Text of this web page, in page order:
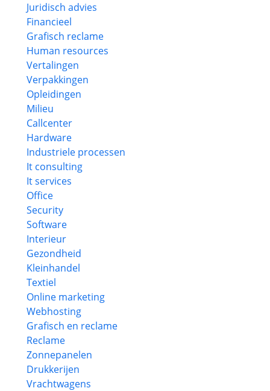
Juridisch advies
Financieel
Grafisch reclame
Human resources
Vertalingen
Verpakkingen
Opleidingen
Milieu
Callcenter
Hardware
Industriele processen
It consulting
It services
Office
Security
Software
Interieur
Gezondheid
Kleinhandel
Textiel
Online marketing
Webhosting
Grafisch en reclame
Reclame
Zonnepanelen
Drukkerijen
Vrachtwagens